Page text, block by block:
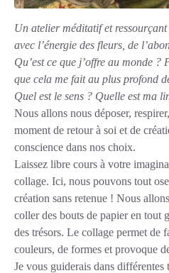
Un atelier méditatif et
avec l’énergie des fleurs, de
Qu’est ce que j’offre au monde ?
que cela me fait au plus profond
Quel est le sens ? Quelle est ma
Nous allons nous déposer,
moment de retour à soi et de
conscience dans nos choix.
Laissez libre cours à votre
collage. Ici, nous pouvons tout
création sans retenue ! Nous
coller des bouts de papier en tout
des trésors. Le collage permet de
couleurs, de formes et provoque
Je vous guiderais dans